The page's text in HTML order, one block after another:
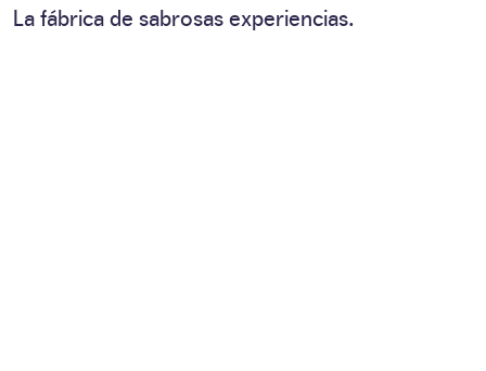
La fábrica de sabrosas experiencias.